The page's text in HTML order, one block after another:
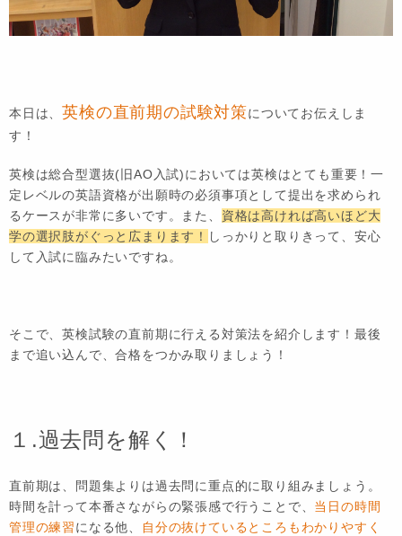
本日は、英検の直前期の試験対策についてお伝えしま
す！
英検は総合型選抜(旧AO入試)においては英検はとても重要！一
定レベルの英語資格が出願時の必須事項として提出を求められ
るケースが非常に多いです。また、 資格は高ければ高いほど大
学の選択肢がぐっと広まります！
しっかりと取りきって、安心
して入試に臨みたいですね。
そこで、英検試験の直前期に行える対策法を紹介します！最後
まで追い込んで、合格をつかみ取りましょう！
１.過去問を解く！
直前期は、問題集よりは過去問に重点的に取り組みましょう。
時間を計って本番さながらの緊張感で行うことで、 当日の時間
管理の練習になる他、
自分の抜けているところもわかりやすく